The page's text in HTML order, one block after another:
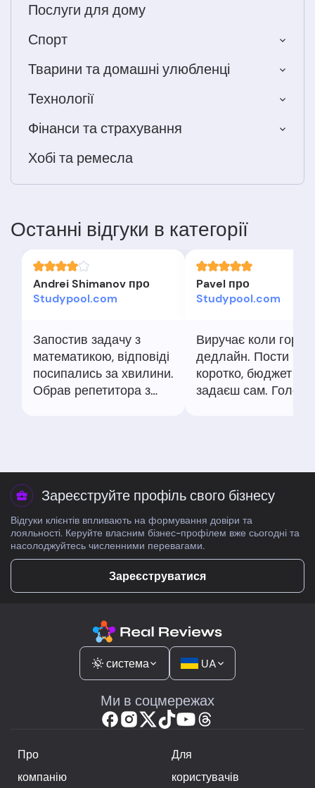
Послуги для дому
Спорт
Тварини та домашні улюбленці
Технології
Фінанси та страхування
Хобі та ремесла
Останні відгуки в категорії
Andrei Shimanov про
Studypool.com
Запостив задачу з
математикою, відповіді
посипались за хвилини.
Обрав репетитора з
Pavel про
Studypool.com
Виручає коли
дедлайн. Пости
коротко, бюджет
задаєш сам.
треба.
Зареєструйте профіль свого бізнесу
Відгуки клієнтів впливають на формування довіри та
лояльності. Керуйте власним бізнес-профілем вже сьогодні та
насолоджуйтесь численними перевагами.
Зареєструватися
система UA
Ми в соцмережах
Про
компанію
Для
користувачів